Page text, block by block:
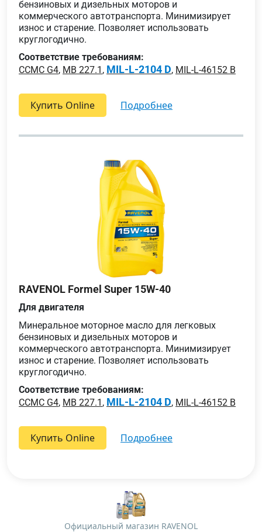
бензиновых и дизельных моторов и
коммерческого автотранспорта. Минимизирует
износ и старение. Позволяет использовать
круглогодично.
Соответствие требованиям:
CCMC G4, MB 227.1 , MIL-L-2104 D, MIL-L-46152 B
Купить Online подробнее
RAVENOL Formel Super 15W-40
Для двигателя
Минеральное моторное масло для легковых
бензиновых и дизельных моторов и
коммерческого автотранспорта. Минимизирует
износ и старение. Позволяет использовать
круглогодично.
Соответствие требованиям:
CCMC G4, MB 227.1 , MIL-L-2104 D, MIL-L-46152 B
Купить Online подробнее
Официальный магазин RAVENOL